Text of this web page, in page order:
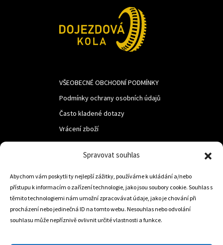
Spravovat souhlas
Abychom vám poskytli ty nejlepší zážitky, používáme k ukládání a/nebo
přístupu k informacím o zařízení technologie, jako jsou soubory cookie. Souhlas s
těmito technologiemi nám umožní zpracovávat údaje, jako je chování při
procházení nebo jedinečná ID na tomto webu. Nesouhlas nebo odvolání
souhlasu může nepříznivě ovlivnit určité vlastnosti a funkce.
VŠEOBECNÉ OBCHODNÍ PODMÍNKY
Podmínky ochrany osobních údajů
Často kladené dotazy
Vrácení zboží
LUF s.r.o.
Nám. M.R.Štefanika 518,
Trstená 02801